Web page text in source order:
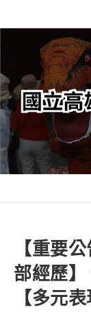
轉
要
內
容
【重要
部經歷
【多元